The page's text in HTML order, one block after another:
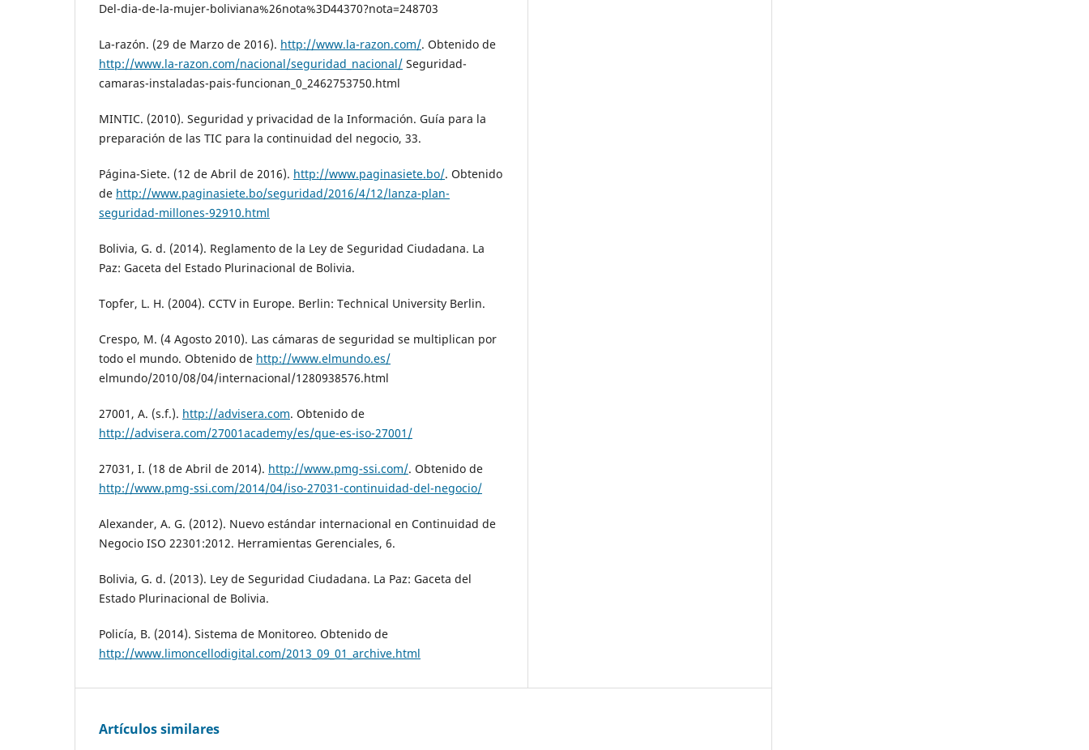
Del-dia-de-la-mujer-boliviana%26nota%3D44370?nota=248703
La-razón. (29 de Marzo de 2016). http://www.la-razon.com/. Obtenido de
http://www.la-razon.com/nacional/seguridad_nacional/ Seguridad-
camaras-instaladas-pais-funcionan_0_2462753750.html
MINTIC. (2010). Seguridad y privacidad de la Información. Guía para la
preparación de las TIC para la continuidad del negocio, 33.
Página-Siete. (12 de Abril de 2016). http://www.paginasiete.bo/. Obtenido
de http://www.paginasiete.bo/seguridad/2016/4/12/lanza-plan-
seguridad-millones-92910.html
Bolivia, G. d. (2014). Reglamento de la Ley de Seguridad Ciudadana. La
Paz: Gaceta del Estado Plurinacional de Bolivia.
Topfer, L. H. (2004). CCTV in Europe. Berlin: Technical University Berlin.
Crespo, M. (4 Agosto 2010). Las cámaras de seguridad se multiplican por
todo el mundo. Obtenido de http://www.elmundo.es/
elmundo/2010/08/04/internacional/1280938576.html
27001, A. (s.f.). http://advisera.com. Obtenido de
http://advisera.com/27001academy/es/que-es-iso-27001/
27031, I. (18 de Abril de 2014). http://www.pmg-ssi.com/. Obtenido de
http://www.pmg-ssi.com/2014/04/iso-27031-continuidad-del-negocio/
Alexander, A. G. (2012). Nuevo estándar internacional en Continuidad de
Negocio ISO 22301:2012. Herramientas Gerenciales, 6.
Bolivia, G. d. (2013). Ley de Seguridad Ciudadana. La Paz: Gaceta del
Estado Plurinacional de Bolivia.
Policía, B. (2014). Sistema de Monitoreo. Obtenido de
http://www.limoncellodigital.com/2013_09_01_archive.html
Artículos similares